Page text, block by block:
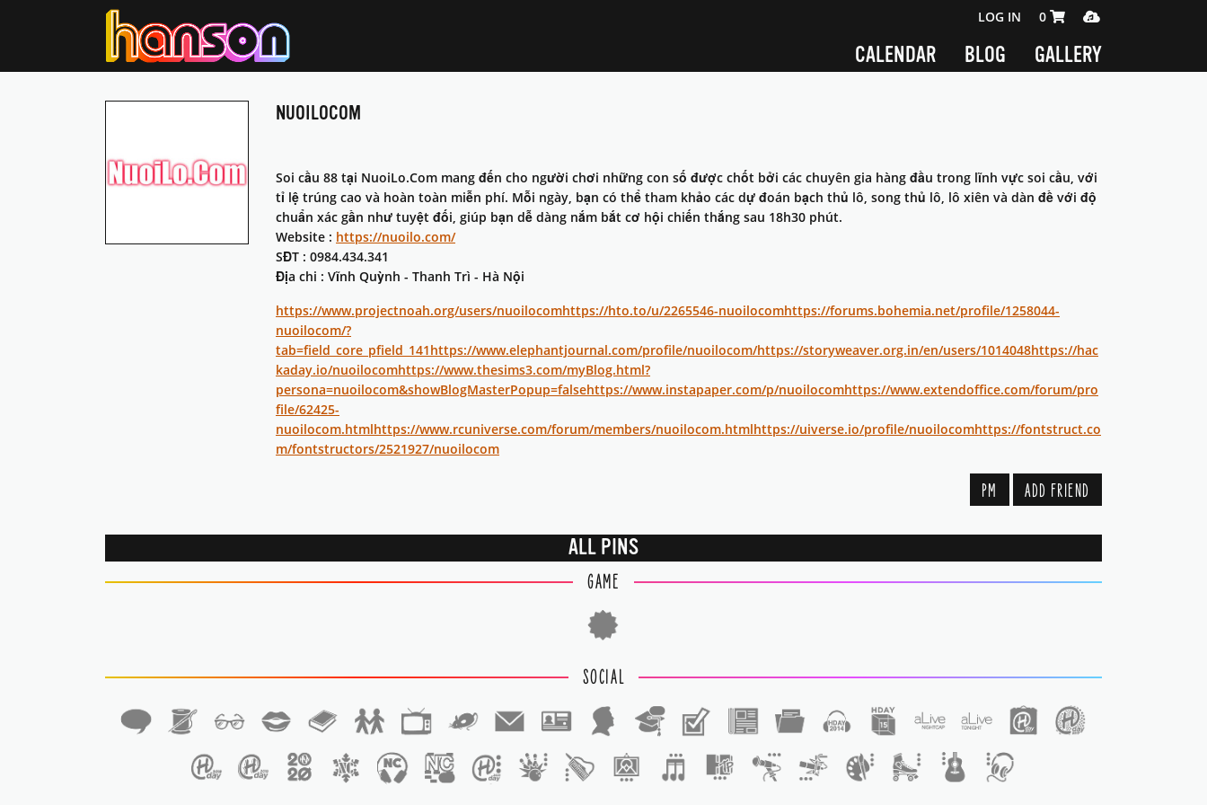
CALENDAR BLOG GALLERY
LOG IN SHOPPING CART 0 ITEMS
0 MEDIA PLAYER
NUOILOCOM
Soi cầu 88 tại NuoiLo.Com mang đến cho người chơi những con số được chốt bởi các chuyên gia hàng đầu trong lĩnh vực soi cầu, với
tỉ lệ trúng cao và hoàn toàn miễn phí. Mỗi ngày, bạn có thể tham khảo các dự đoán bạch thủ lô, song thủ lô, lô xiên và dàn đề với độ
chuẩn xác gần như tuyệt đối, giúp bạn dễ dàng nắm bắt cơ hội chiến thắng sau 18h30 phút.
Website : https://nuoilo.com/
SĐT : 0984.434.341
Địa chi : Vĩnh Quỳnh - Thanh Trì - Hà Nội
https://www.projectnoah.org/users/nuoilocomhttps://hto.to/u/2265546-nuoilocomhttps://forums.bohemia.net/profile/1258044-
nuoilocom/?
tab=field_core_pfield_141https://www.elephantjournal.com/profile/nuoilocom/https://storyweaver.org.in/en/users/1014048https://hac
kaday.io/nuoilocomhttps://www.thesims3.com/myBlog.html?
persona=nuoilocom&showBlogMasterPopup=falsehttps://www.instapaper.com/p/nuoilocomhttps://www.extendoffice.com/forum/pro
file/62425-
nuoilocom.htmlhttps://www.rcuniverse.com/forum/members/nuoilocom.htmlhttps://uiverse.io/profile/nuoilocomhttps://fontstruct.co
m/fontstructors/2521927/nuoilocom
PM ADD FRIEND
ALL PINS
GAME
SOCIAL